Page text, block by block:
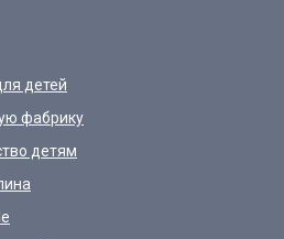
детей
фабрику
детям